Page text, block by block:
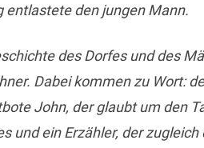
entlastete den jungen Mann.
des Dorfes und des
Dabei kommen zu Wort:
John, der glaubt um den
und ein Erzähler, der